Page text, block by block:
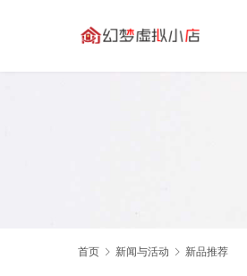
首页 新闻与活动 新品推荐